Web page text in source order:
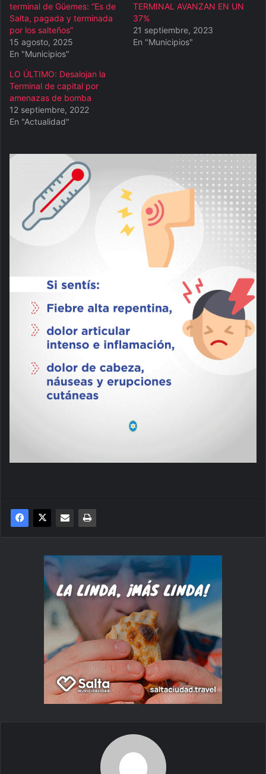
terminal de Güemes: “Es de
Salta, pagada y terminada
por los salteños”
15 agosto, 2025
En "Municipios"
TERMINAL AVANZAN EN UN
37%
21 septiembre, 2023
En "Municipios"
LO ÚLTIMO: Desalojan la
Terminal de capital por
amenazas de bomba
12 septiembre, 2022
En "Actualidad"